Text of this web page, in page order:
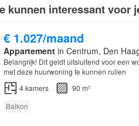
kunnen interessant voor
€ 1.027/maand
Appartementin Centrum, Den
Belangrijk! Dit geldt uitsluitend voor een
met deze huurwoning te kunnen ruilen
4kamers
90 m²
Balkon